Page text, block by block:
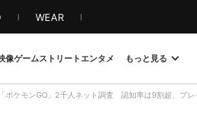
WEAR
像ゲームストリート エンタメ もっと見る
「ポケモンGO」2千人ネット調査 認知率は9割超、プレ